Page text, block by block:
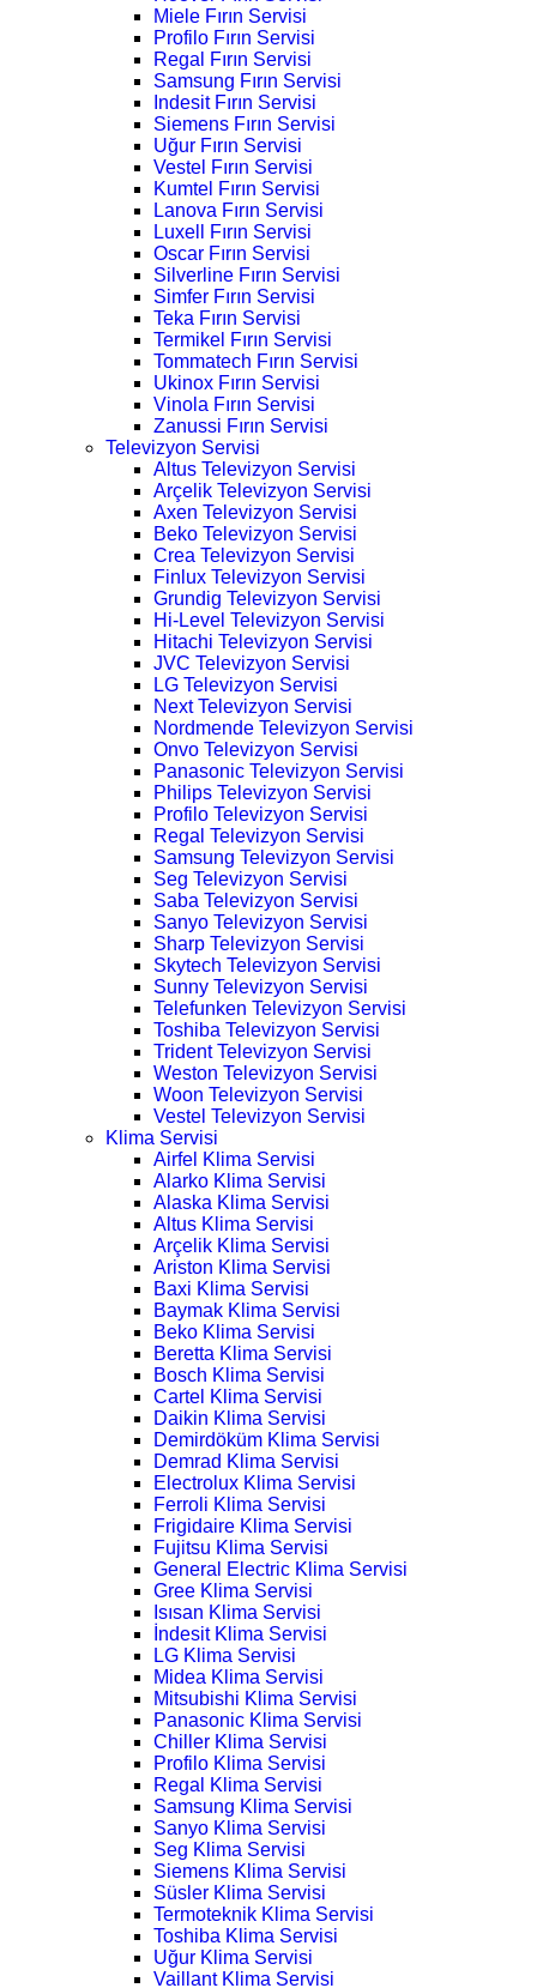
Miele Fırın Servisi
Profilo Fırın Servisi
Regal Fırın Servisi
Samsung Fırın Servisi
Indesit Fırın Servisi
Siemens Fırın Servisi
Uğur Fırın Servisi
Vestel Fırın Servisi
Kumtel Fırın Servisi
Lanova Fırın Servisi
Luxell Fırın Servisi
Oscar Fırın Servisi
Silverline Fırın Servisi
Simfer Fırın Servisi
Teka Fırın Servisi
Termikel Fırın Servisi
Tommatech Fırın Servisi
Ukinox Fırın Servisi
Vinola Fırın Servisi
Zanussi Fırın Servisi
Televizyon Servisi
Altus Televizyon Servisi
Arçelik Televizyon Servisi
Axen Televizyon Servisi
Beko Televizyon Servisi
Crea Televizyon Servisi
Finlux Televizyon Servisi
Grundig Televizyon Servisi
Hi-Level Televizyon Servisi
Hitachi Televizyon Servisi
JVC Televizyon Servisi
LG Televizyon Servisi
Next Televizyon Servisi
Nordmende Televizyon Servisi
Onvo Televizyon Servisi
Panasonic Televizyon Servisi
Philips Televizyon Servisi
Profilo Televizyon Servisi
Regal Televizyon Servisi
Samsung Televizyon Servisi
Seg Televizyon Servisi
Saba Televizyon Servisi
Sanyo Televizyon Servisi
Sharp Televizyon Servisi
Skytech Televizyon Servisi
Sunny Televizyon Servisi
Telefunken Televizyon Servisi
Toshiba Televizyon Servisi
Trident Televizyon Servisi
Weston Televizyon Servisi
Woon Televizyon Servisi
Vestel Televizyon Servisi
Klima Servisi
Airfel Klima Servisi
Alarko Klima Servisi
Alaska Klima Servisi
Altus Klima Servisi
Arçelik Klima Servisi
Ariston Klima Servisi
Baxi Klima Servisi
Baymak Klima Servisi
Beko Klima Servisi
Beretta Klima Servisi
Bosch Klima Servisi
Cartel Klima Servisi
Daikin Klima Servisi
Demirdöküm Klima Servisi
Demrad Klima Servisi
Electrolux Klima Servisi
Ferroli Klima Servisi
Frigidaire Klima Servisi
Fujitsu Klima Servisi
General Electric Klima Servisi
Gree Klima Servisi
Isısan Klima Servisi
İndesit Klima Servisi
LG Klima Servisi
Midea Klima Servisi
Mitsubishi Klima Servisi
Panasonic Klima Servisi
Chiller Klima Servisi
Profilo Klima Servisi
Regal Klima Servisi
Samsung Klima Servisi
Sanyo Klima Servisi
Seg Klima Servisi
Siemens Klima Servisi
Süsler Klima Servisi
Termoteknik Klima Servisi
Toshiba Klima Servisi
Uğur Klima Servisi
Vaillant Klima Servisi